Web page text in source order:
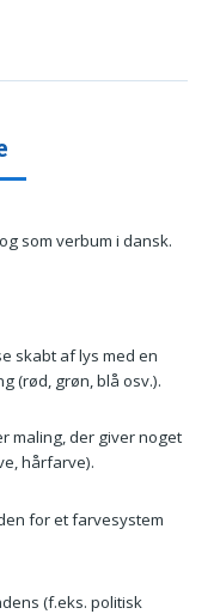
som verbum i dansk.
skabt af lys med en
(rød, grøn, blå osv.).
maling, der giver noget
hårfarve).
for et farvesystem
(f.eks. politisk